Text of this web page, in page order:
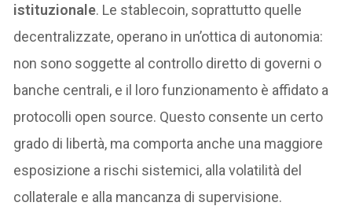
istituzionale. Le stablecoin, soprattutto quelle
decentralizzate, operano in un’ottica di autonomia:
non sono soggette al controllo diretto di governi o
banche centrali, e il loro funzionamento è affidato a
protocolli open source. Questo consente un certo
grado di libertà, ma comporta anche una maggiore
esposizione a rischi sistemici, alla volatilità del
collaterale e alla mancanza di supervisione.